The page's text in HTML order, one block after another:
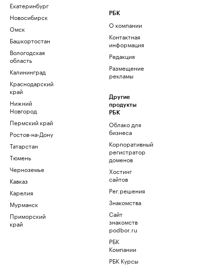
Екатеринбург
Новосибирск
Омск
Башкортостан
Вологодская
область
Калининград
Краснодарский
край
Нижний
Новгород
Пермский край
Ростов-на-Дону
Татарстан
Тюмень
Черноземье
Кавказ
Карелия
Мурманск
Приморский
край
РБК
О компании
Контактная
информация
Редакция
Размещение
рекламы
Другие
продукты
РБК
Облако для
бизнеса
Корпоративный
регистратор
доменов
Хостинг
сайтов
Рег.решения
Знакомства
Сайт
знакомств
podbor.ru
РБК
Компании
РБК Курсы